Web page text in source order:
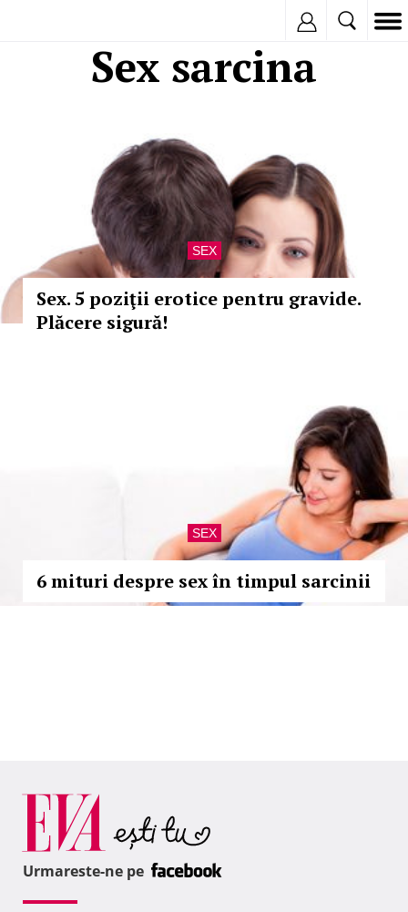
Sex sarcina
SEX
Sex. 5 poziţii erotice pentru gravide.
Plăcere sigură!
SEX
6 mituri despre sex în timpul sarcinii
Urmareste-ne pe